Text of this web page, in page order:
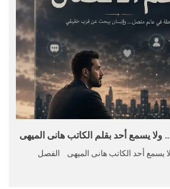
ولا يسمع أحد بقلم الكاتب هانى الميهى
يسمع أحد الكاتب هانى الميهى الفصل